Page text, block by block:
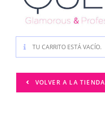
TU CARRITO ESTÁ VACÍO.
VOLVER A LA TIENDA